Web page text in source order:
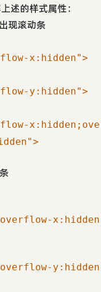
述的样式属性：
现滚动条
x:hidden">
y:hidden">